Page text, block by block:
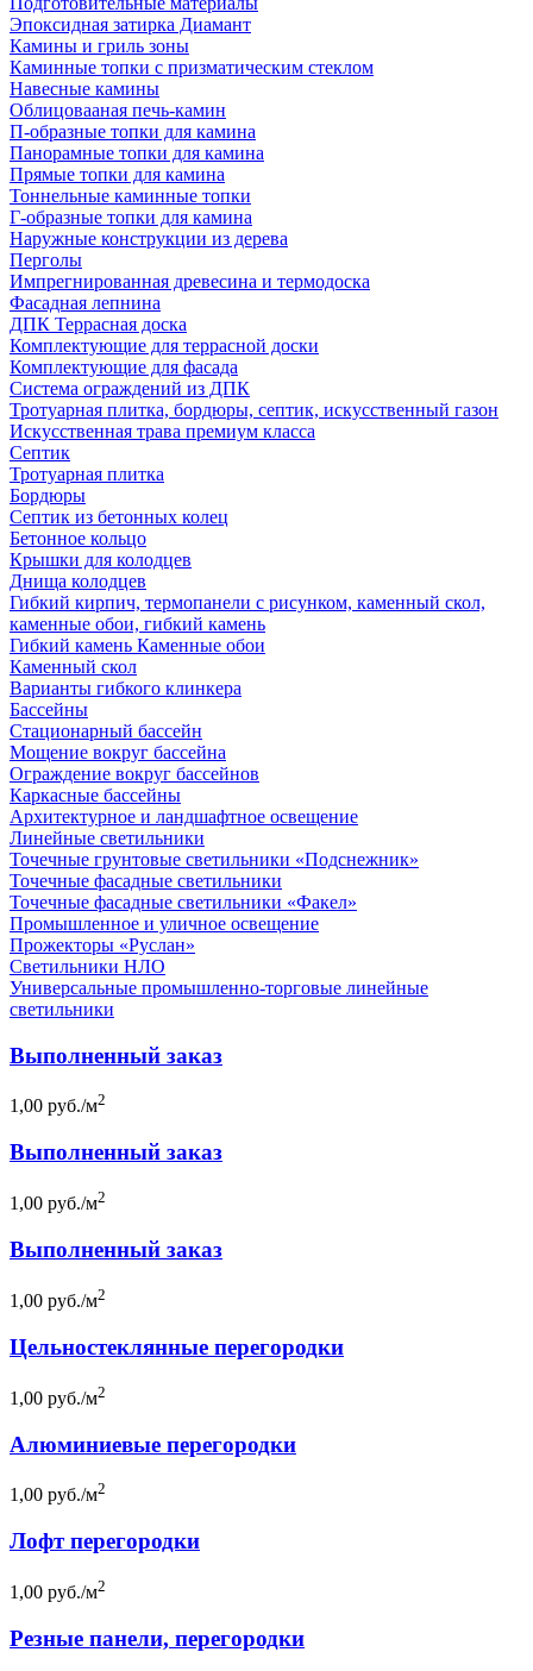
Эпоксидная затирка Диамант
Камины и гриль зоны
Каминные топки с призматическим стеклом
Навесные камины
Облицовааная печь-камин
П-образные топки для камина
Панорамные топки для камина
Прямые топки для камина
Тоннельные каминные топки
Г-образные топки для камина
Наружные конструкции из дерева
Перголы
Импрегнированная древесина и термодоска
Фасадная лепнина
ДПК Террасная доска
Комплектующие для террасной доски
Комплектующие для фасада
Система ограждений из ДПК
Тротуарная плитка, бордюры, септик, искусственный газон
Искусственная трава премиум класса
Септик
Тротуарная плитка
Бордюры
Септик из бетонных колец
Бетонное кольцо
Крышки для колодцев
Днища колодцев
Гибкий кирпич, термопанели с рисунком, каменный скол,
каменные обои, гибкий камень
Гибкий камень Каменные обои
Каменный скол
Варианты гибкого клинкера
Бассейны
Стационарный бассейн
Мощение вокруг бассейна
Ограждение вокруг бассейнов
Каркасные бассейны
Архитектурное и ландшафтное освещение
Линейные светильники
Точечные грунтовые светильники «Подснежник»
Точечные фасадные светильники
Точечные фасадные светильники «Факел»
Промышленное и уличное освещение
Прожекторы «Руслан»
Светильники НЛО
Универсальные промышленно-торговые линейные
светильники
Выполненный заказ
1,00 руб./м2
Выполненный заказ
1,00 руб./м2
Выполненный заказ
1,00 руб./м2
Цельностеклянные перегородки
1,00 руб./м2
Алюминиевые перегородки
1,00 руб./м2
Лофт перегородки
1,00 руб./м2
Резные панели, перегородки